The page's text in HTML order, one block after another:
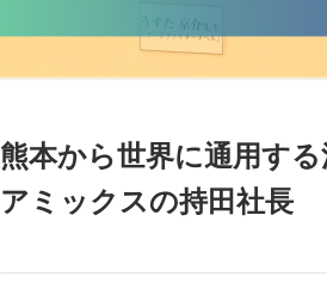
熊本から世界に通用す
アミックスの持田社長